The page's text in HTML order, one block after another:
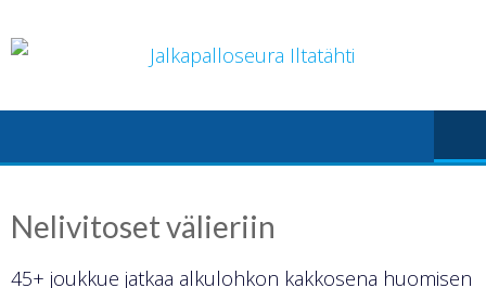
to
Nelivitoset välieriin
45+ joukkue jatkaa alkulohkon kakkosena huomisen